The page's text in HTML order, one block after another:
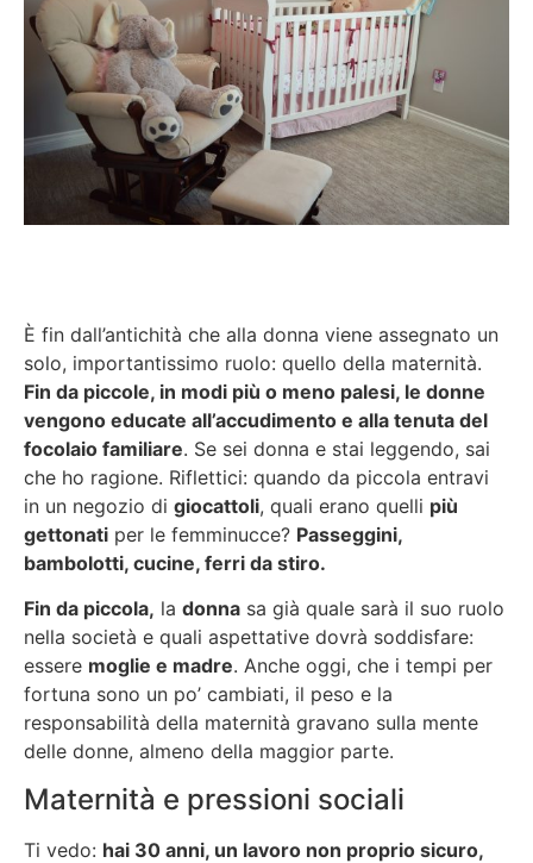
È fin dall’antichità che alla donna viene assegnato un
solo, importantissimo ruolo: quello della maternità.
Fin da piccole, in modi più o meno palesi, le donne
vengono educate all’accudimento e alla tenuta del
focolaio familiare. Se sei donna e stai leggendo, sai
che ho ragione. Riflettici: quando da piccola entravi
in un negozio di giocattoli, quali erano quelli più
gettonati per le femminucce? Passeggini,
bambolotti, cucine, ferri da stiro.
Fin da piccola, la donna sa già quale sarà il suo ruolo
nella società e quali aspettative dovrà soddisfare:
essere moglie e madre. Anche oggi, che i tempi per
fortuna sono un po’ cambiati, il peso e la
responsabilità della maternità gravano sulla mente
delle donne, almeno della maggior parte.
Maternità e pressioni sociali
Ti vedo: hai 30 anni, un lavoro non proprio sicuro,